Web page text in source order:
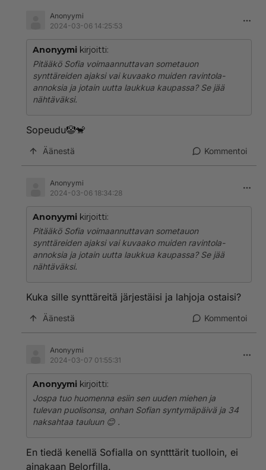
Anonyymi
2024-03-06 14:25:53
Anonyymi kirjoitti:
Pitääkö Sofia voimaannuttavan sometauon
synttäreiden ajaksi vai kuvaako muiden ravintola-
annoksia ja jotain uutta laukkua kaupassa? Se jää
nähtäväksi.
Sopeudu🤡🐒
Äänestä Kommentoi
Anonyymi
2024-03-06 18:34:28
Anonyymi kirjoitti:
Pitääkö Sofia voimaannuttavan sometauon
synttäreiden ajaksi vai kuvaako muiden ravintola-
annoksia ja jotain uutta laukkua kaupassa? Se jää
nähtäväksi.
Kuka sille synttäreitä järjestäisi ja lahjoja ostaisi?
Äänestä Kommentoi
Anonyymi
2024-03-07 01:55:31
Anonyymi kirjoitti:
Jospa tuo huomenna esiin sen uuden miehen ja
tulevan puolisonsa, onhan Sofian syntymäpäivä ja 34
naksahtaa tauluun 😊 .
En tiedä kenellä Sofialla on syntttärit tuolloin, ei
ainakaan Belorfilla.